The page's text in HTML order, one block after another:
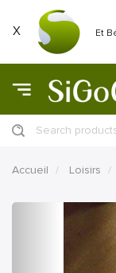
X
Et
Search
Accueil Loisirs
précédent